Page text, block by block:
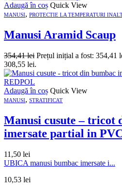
Adaugă în coș Quick View
MANUSI, PROTECTIE LA TEMPERATURI
Manusi Aramid Scaup
354,41lei Prețul inițial a fost: 354,41
308,55 lei.
Adaugă în coș Quick View
MANUSI, STRATIFICAT
Manusi cusute – tricot
imersate partial in
11,50 lei
UBICA manusi bumbac imersate i...
10,53 lei